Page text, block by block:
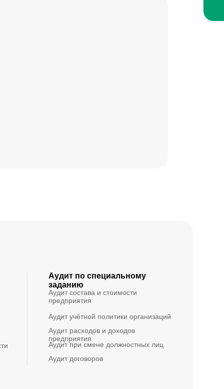
Аудит по специальному
заданию
Аудит состава и стоимости
предприятия
Аудит учётной политики организаций
Аудит расходов и доходов
предприятия
Аудит при смене должностных лиц
Аудит договоров